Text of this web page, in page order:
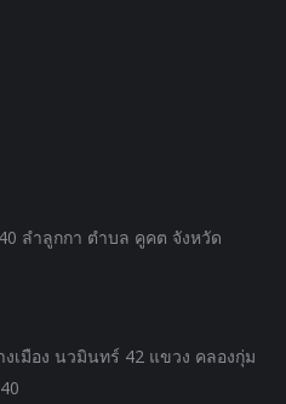
ลำลูกกา ตำบล คูคต จังหวัด
เมือง นวมินทร์ 42 แขวง คลองกุ่ม